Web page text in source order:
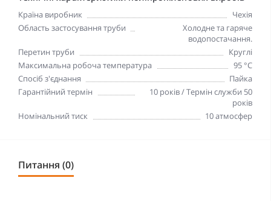
Країна виробник
Чехія
Область застосування труби
Холодне та гаряче
водопостачання.
Перетин труби
Круглі
Максимальна робоча температура
95 °C
Спосіб з'єднання
Пайка
Гарантійний термін
10 років / Термін служби 50
років
Номінальний тиск
10 атмосфер
Питання (0)